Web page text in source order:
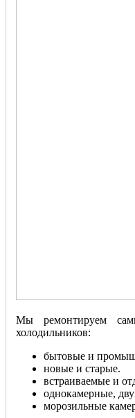
Мы ремонтируем
холодильников:
бытовые и
новые и старые.
встраиваемые и
однокамерные,
морозильные